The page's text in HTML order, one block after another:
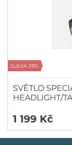
SLEVA 29%
SVĚTLO
HEADLIGHT/
1 199 Kč